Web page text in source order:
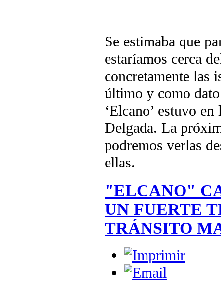
Se estimaba que
estaríamos cerca
concretamente las
último y como
‘Elcano’ estuvo
Delgada. La
podremos verlas
ellas.
"ELCANO"
UN FUERTE
TRÁNSITO